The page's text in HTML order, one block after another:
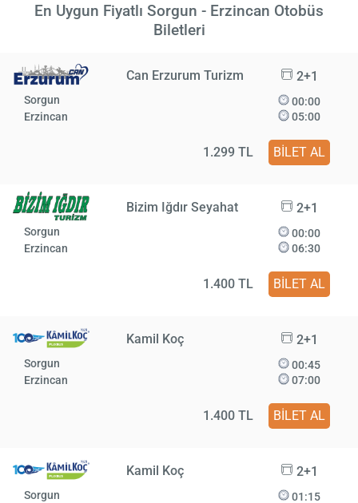
En Uygun Fiyatlı Sorgun - Erzincan Otobüs
Biletleri
Can Erzurum Turizm 2+1
Sorgun
Erzincan
00:00
05:00
1.299 TL BİLET AL
Bizim Iğdır Seyahat 2+1
Sorgun
Erzincan
00:00
06:30
1.400 TL BİLET AL
Kamil Koç 2+1
Sorgun
Erzincan
00:45
07:00
1.400 TL BİLET AL
Kamil Koç 2+1
Sorgun
01:15